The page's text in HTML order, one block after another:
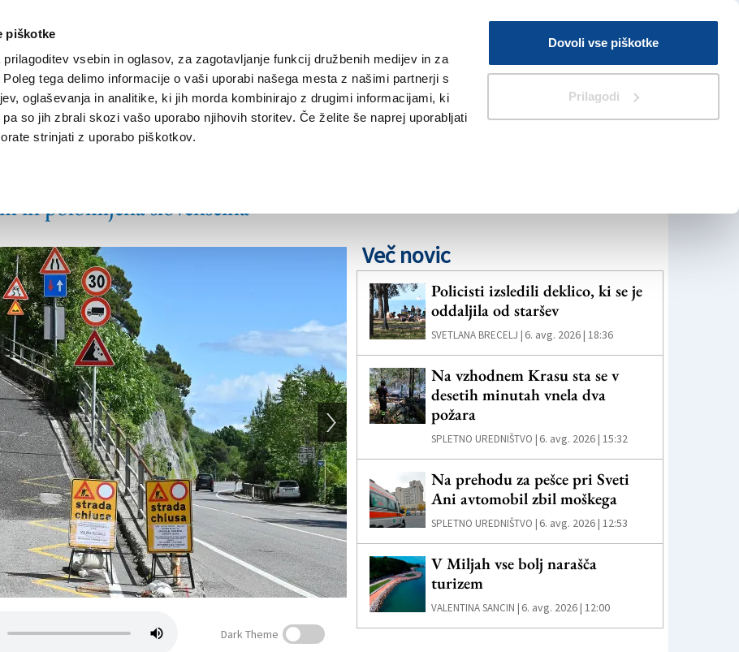
piškotke
vsebin in oglasov, za zagotavljanje funkcij družbenih medijev in za
tega delimo informacije o vaši uporabi našega mesta z našimi partnerji s
oglaševanja in analitike, ki jih morda kombinirajo z drugimi informacijami, ki
so jih zbrali skozi vašo uporabo njihovih storitev. Če želite še naprej uporabljati
strinjati z uporabo piškotkov.
Dovoli vse piškotke
Prilagodi
V Kioskih
Iskanje
NOVICE TRŽAŠKA GORIŠKA KULTURA ŠPORT ŠE
težave
in polomljena slovenščina
Dark Theme
Več novic
Policisti izsledili deklico, ki se je
oddaljila od staršev
SVETLANA BRECELJ | 6. avg. 2026 | 18:36
Na vzhodnem Krasu sta se v
desetih minutah vnela dva
požara
SPLETNO UREDNIŠTVO | 6. avg. 2026 | 15:32
Na prehodu za pešce pri Sveti
Ani avtomobil zbil moškega
SPLETNO UREDNIŠTVO | 6. avg. 2026 | 12:53
V Miljah vse bolj narašča
turizem
VALENTINA SANCIN | 6. avg. 2026 | 12:00